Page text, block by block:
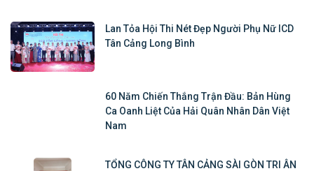
Lan Tỏa Hội Thi Nét Đẹp Người Phụ Nữ ICD
Tân Cảng Long Bình
60 Năm Chiến Thắng Trận Đầu: Bản Hùng
Ca Oanh Liệt Của Hải Quân Nhân Dân Việt
Nam
TỔNG CÔNG TY TÂN CẢNG SÀI GÒN TRI ÂN